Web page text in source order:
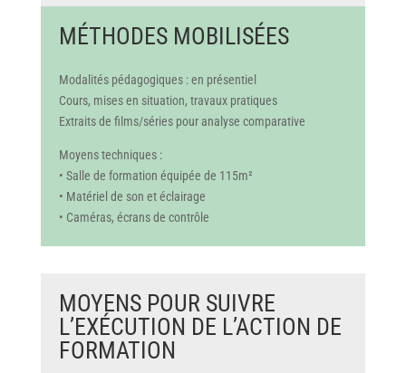
MÉTHODES MOBILISÉES
Modalités pédagogiques : en présentiel
Cours, mises en situation, travaux pratiques
Extraits de films/séries pour analyse comparative
Moyens techniques :
• Salle de formation équipée de 115m²
• Matériel de son et éclairage
• Caméras, écrans de contrôle
MOYENS POUR SUIVRE
L’EXÉCUTION DE L’ACTION DE
FORMATION